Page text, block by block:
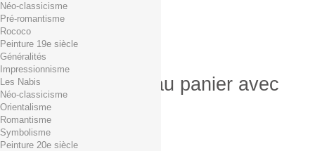
0,01€ dès 29€ d'achat
0,00 € Total
Commander
Produit ajouté au panier avec
succès
Quantité
Total
Néo-classicisme
Pré-romantisme
Rococo
Peinture 19e siècle
Généralités
Impressionnisme
Les Nabis
Néo-classicisme
Orientalisme
Romantisme
Symbolisme
Peinture 20e siècle